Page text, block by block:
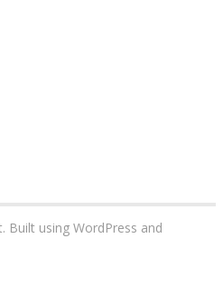
Built using WordPress and